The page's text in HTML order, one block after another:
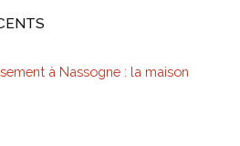
à Nassogne : la maison